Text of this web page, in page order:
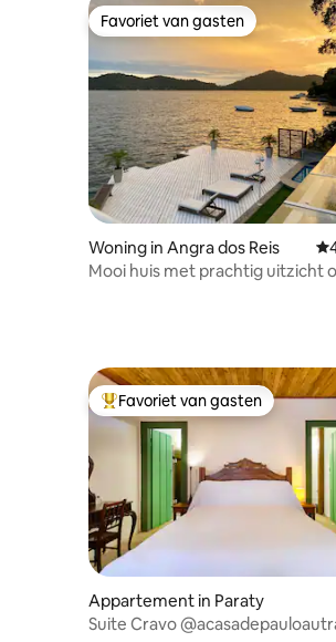
Favoriet van gasten
Favoriet van gasten
Woning in Angra dos Reis
Mooi huis met prachtig uitzicht
Topfavoriet van gasten
Favoriet van gasten
Appartement in Paraty
Suite Cravo